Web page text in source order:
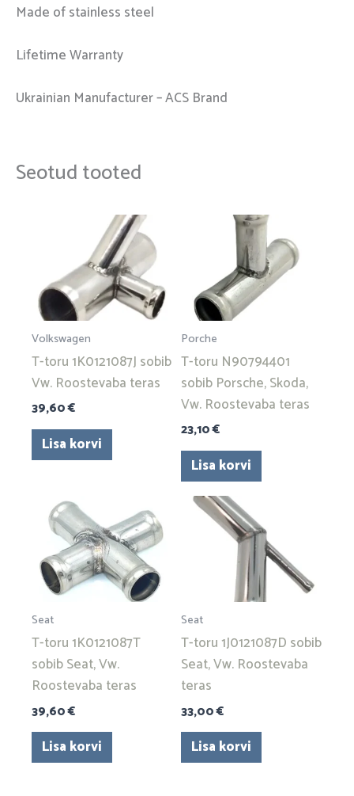
Made of stainless steel
Lifetime Warranty
Ukrainian Manufacturer – ACS Brand
Seotud tooted
Volkswagen
T-toru 1K0121087J sobib
Vw. Roostevaba teras
39,60€
Lisa korvi
Porche
T-toru N90794401
sobib Porsche, Skoda,
Vw. Roostevaba teras
23,10€
Lisa korvi
Seat
T-toru 1K0121087T
sobib Seat, Vw.
Roostevaba teras
39,60€
Lisa korvi
Seat
T-toru 1J0121087D sobib
Seat, Vw. Roostevaba
teras
33,00€
Lisa korvi